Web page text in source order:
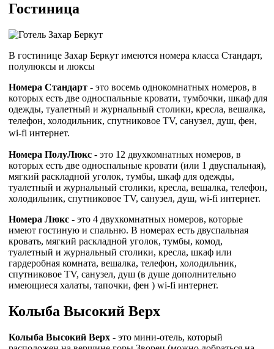
Гостиница
В гостинице Захар Беркут имеются номера класса Стандарт,
полулюксы и люксы
Номера Стандарт - это восемь однокомнатных номеров, в
которых есть две односпальные кровати, тумбочки, шкаф для
одежды, туалетный и журнальный столики, кресла, вешалка,
телефон, холодильник, спутниковое TV, санузел, душ, фен,
wi-fi интернет.
Номера ПолуЛюкс - это 12 двухкомнатных номеров, в
которых есть две односпальные кровати (или 1 двуспальная),
мягкий раскладной уголок, тумбы, шкаф для одежды,
туалетный и журнальный столики, кресла, вешалка, телефон,
холодильник, спутниковое TV, санузел, душ, wi-fi интернет.
Номера Люкс - это 4 двухкомнатных номеров, которые
имеют гостиную и спальню. В номерах есть двуспальная
кровать, мягкий раскладной уголок, тумбы, комод,
туалетный и журнальный столики, кресла, шкаф или
гардеробная комната, вешалка, телефон, холодильник,
спутниковое TV, санузел, душ (в душе дополнительно
имеющиеся халаты, тапочки, фен ) wi-fi интернет.
Колыба ​​Высокий Верх
Колыба ​​Высокий Верх - это мини-отель, который